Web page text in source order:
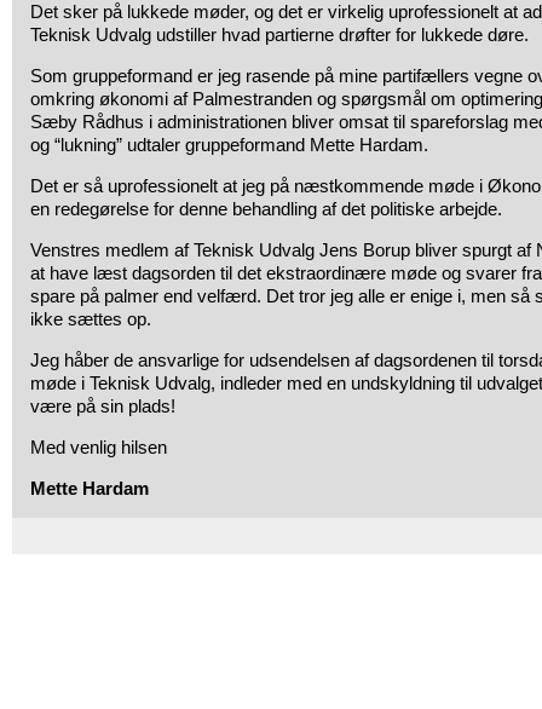
Det sker på lukkede møder, og det er virkelig uprofessionelt at
Teknisk Udvalg udstiller hvad partierne drøfter for lukkede døre.
Som gruppeformand er jeg rasende på mine partifællers vegne
omkring økonomi af Palmestranden og spørgsmål om
Sæby Rådhus i administrationen bliver omsat til spareforslag
og “lukning” udtaler gruppeformand Mette Hardam.
Det er så uprofessionelt at jeg på næstkommende møde i
en redegørelse for denne behandling af det politiske arbejde.
Venstres medlem af Teknisk Udvalg Jens Borup bliver spurgt af
at have læst dagsorden til det ekstraordinære møde og svarer
spare på palmer end velfærd. Det tror jeg alle er enige i, men så
ikke sættes op.
Jeg håber de ansvarlige for udsendelsen af dagsordenen til
møde i Teknisk Udvalg, indleder med en undskyldning til
være på sin plads!
Med venlig hilsen
Mette Hardam